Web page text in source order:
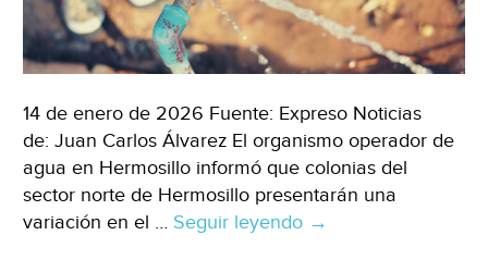
14 de enero de 2026 Fuente: Expreso Noticias
de: Juan Carlos Álvarez El organismo operador de
agua en Hermosillo informó que colonias del
sector norte de Hermosillo presentarán una
variación en el … Seguir leyendo Sonora
→